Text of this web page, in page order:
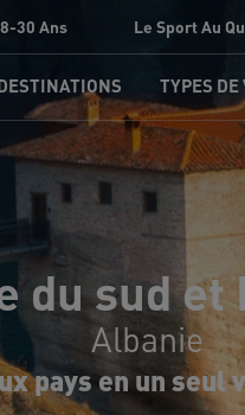
30 Ans Le Sport Au
TYPES DE
du sud et
Albanie
pays en un seul